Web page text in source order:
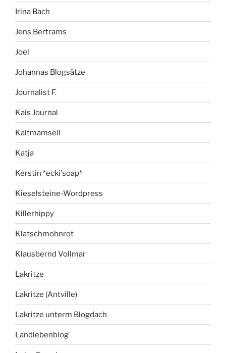
Irina Bach
Jens Bertrams
Joel
Johannas Blogsätze
Journalist F.
Kais Journal
Kaltmamsell
Katja
Kerstin *ecki'soap*
Kieselsteine-Wordpress
Killerhippy
Klatschmohnrot
Klausbernd Vollmar
Lakritze
Lakritze (Antville)
Lakritze unterm Blogdach
Landlebenblog